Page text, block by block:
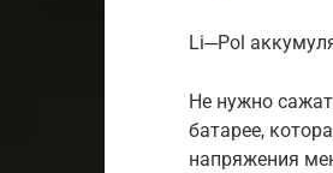
Li─Pol
Не нужно
батарее,
напряжения